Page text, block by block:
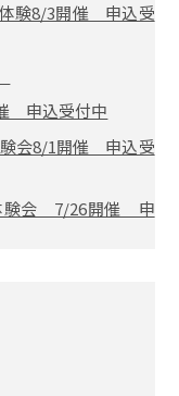
験8/3開催 申込受
申込受付中
験会8/1開催 申込受
験会 7/26開催 申